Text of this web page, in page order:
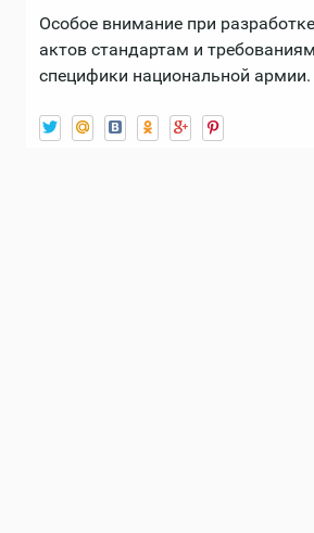
Особое внимание при
актов стандартам и
специфики национальной армии.